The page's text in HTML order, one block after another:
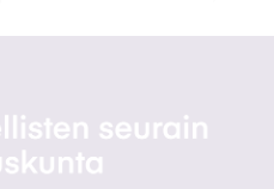
tutkijat
valtakunnallisen
vapaina toimivien